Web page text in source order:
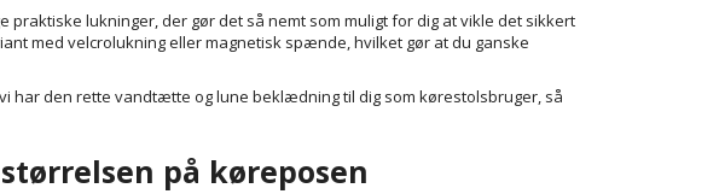
lukninger, der gør det så nemt som muligt for dig at vikle det sikkert
med velcrolukning eller magnetisk spænde, hvilket gør at du ganske
har den rette vandtætte og lune beklædning til dig som kørestolsbruger, så
på køreposen